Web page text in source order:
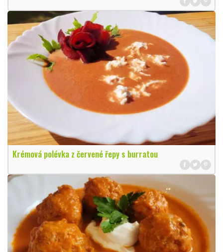
Krémová polévka z červené řepy s burratou